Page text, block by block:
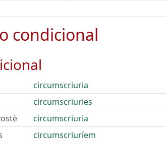
condicional
circumscriuria
circumscriuries
circumscriuria
circumscriuríem